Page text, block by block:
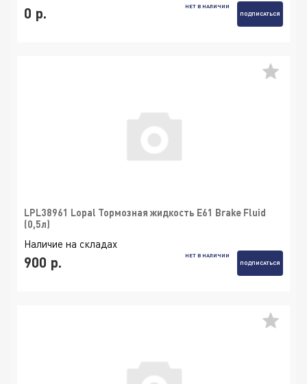
0 р.
НЕТ В НАЛИЧИИ
ПОДПИСАТЬСЯ
LPL38961 Lopal Тормозная жидкость E61 Brake Fluid
(0,5л)
Наличие на складах
900 р.
НЕТ В НАЛИЧИИ
ПОДПИСАТЬСЯ